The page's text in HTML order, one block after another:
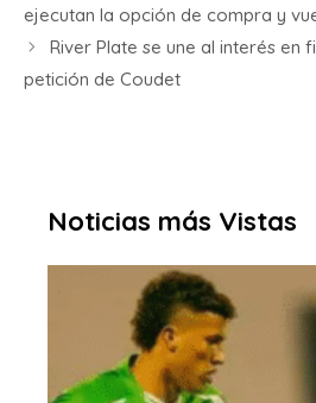
ejecutan la opción de compra y
River Plate se une al interés en
petición de Coudet
Noticias más Vistas